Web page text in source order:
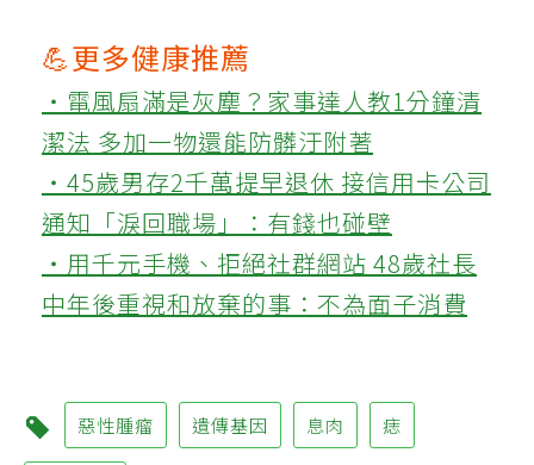
💪更多健康推薦
‧電風扇滿是灰塵？家事達人教1分鐘清
潔法 多加一物還能防髒汙附著
‧45歲男存2千萬提早退休 接信用卡公司
通知「淚回職場」：有錢也碰壁
‧用千元手機、拒絕社群網站 48歲社長
中年後重視和放棄的事：不為面子消費
惡性腫瘤 遺傳基因 息肉 痣